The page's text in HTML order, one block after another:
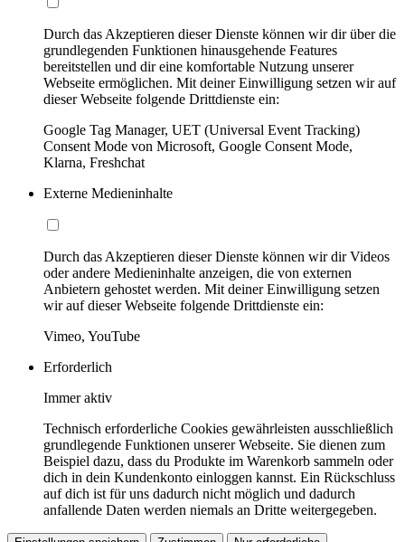
Durch das Akzeptieren dieser Dienste können wir dir über die
grundlegenden Funktionen hinausgehende Features
bereitstellen und dir eine komfortable Nutzung unserer
Webseite ermöglichen. Mit deiner Einwilligung setzen wir auf
dieser Webseite folgende Drittdienste ein:
Google Tag Manager, UET (Universal Event Tracking)
Consent Mode von Microsoft, Google Consent Mode,
Klarna, Freshchat
Externe Medieninhalte
Durch das Akzeptieren dieser Dienste können wir dir Videos
oder andere Medieninhalte anzeigen, die von externen
Anbietern gehostet werden. Mit deiner Einwilligung setzen
wir auf dieser Webseite folgende Drittdienste ein:
Vimeo, YouTube
Erforderlich
Immer aktiv
Technisch erforderliche Cookies gewährleisten ausschließlich
grundlegende Funktionen unserer Webseite. Sie dienen zum
Beispiel dazu, dass du Produkte im Warenkorb sammeln oder
dich in dein Kundenkonto einloggen kannst. Ein Rückschluss
auf dich ist für uns dadurch nicht möglich und dadurch
anfallende Daten werden niemals an Dritte weitergegeben.